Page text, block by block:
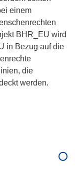
einem
BHR_EU wird
in Bezug auf die
die
werden.